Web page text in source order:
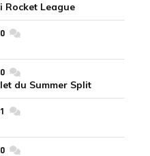
Rocket League
0commentaires
0commentaires
du Summer Split
1 commentaires
0commentaires